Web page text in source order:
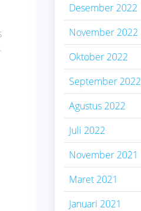
Desember 2022
November 2022
Oktober 2022
September 2022
Agustus 2022
Juli 2022
November 2021
Maret 2021
Januari 2021